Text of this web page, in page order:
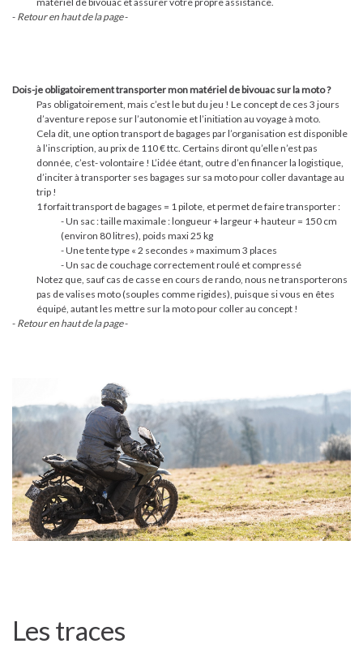
- Retour en haut de la page-
Dois-je obligatoirement transporter mon matériel de bivouac sur la moto ?
Pas obligatoirement, mais c’est le but du jeu ! Le concept de ces 3 jours
d’aventure repose sur l’autonomie et l’initiation au voyage à moto.
Cela dit, une option transport de bagages par l’organisation est disponible
à l’inscription, au prix de 110 € ttc. Certains diront qu’elle n’est pas
donnée, c’est- volontaire ! L’idée étant, outre d’en financer la logistique,
d’inciter à transporter ses bagages sur sa moto pour coller davantage au
trip !
1 forfait transport de bagages = 1 pilote, et permet de faire transporter :
- Un sac : taille maximale : longueur + largeur + hauteur = 150 cm
(environ 80 litres), poids maxi 25 kg
- Une tente type « 2 secondes » maximum 3 places
- Un sac de couchage correctement roulé et compressé
Notez que, sauf cas de casse en cours de rando, nous ne transporterons
pas de valises moto (souples comme rigides), puisque si vous en êtes
équipé, autant les mettre sur la moto pour coller au concept !
- Retour en haut de la page-
Les traces